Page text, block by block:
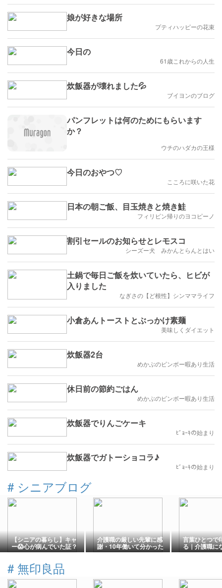
娘が好きな場所
プティハッピーの花束
今日の
61歳これからの人生
炊飯器が壊れました💦
ブイヨンのブログ
パンフレットは何のためにもらいます
か？
ウチのハダカの王様
今日のおやつ♡
こころに咲いた花
日本の朝ご飯、目玉焼きと焼き鮭
フィリピン帰りのヨコピーノ
割引セールのお知らせとレモスコ
シーズー犬 みかんとらんとはい
土鍋で毎日ご飯を炊いていたら、ヒビが
入りました
なぎさの【ど根性】シンママライフ
小倉あんトーストとぶっかけ素麺
美味しくダイエット
炊飯器2台
めかぶのビンボー暇あり生活
休日前の節約ごはん
めかぶのビンボー暇あり生活
炊飯器でりんごケーキ
ﾋﾞｮｰｷの始まり
炊飯器でガトーショコラ♪
ﾋﾞｮｰｷの始まり
# シニアブログ
【シニアの暮らし】キャ
ー😱心が病んでいた証？
💦。。
介護職の厳しい先輩に感
謝・10年働いて分かった
「次の人のために」とい
言葉ひとつで
る｜介護職に
て感じた「伝
# 無印良品